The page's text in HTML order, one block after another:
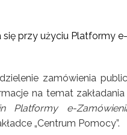
przy użyciu Platformy
zamówienia
na temat
Platformy e-
„Centrum Pomocy”.